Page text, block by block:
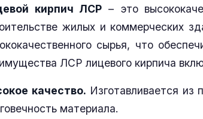
кирпич ЛСР – это
жилых и коммерческих
сырья, что
ЛСР лицевого кирпича
качество. Изготавливается из
материала.